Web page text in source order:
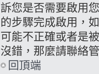
訴您是否需要啟用
的步驟完成啟用，
可能不正確或者是
沒錯，那麼請聯絡
回頂端